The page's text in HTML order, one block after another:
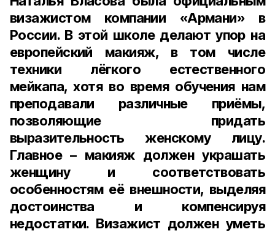
визажистом компании «Армани» в
России. В этой школе делают упор на
европейский макияж, в том числе
техники лёгкого естественного
мейкапа, хотя во время обучения нам
преподавали различные приёмы,
позволяющие придать
выразительность женскому лицу.
Главное – макияж должен украшать
женщину и соответствовать
особенностям её внешности, выделяя
достоинства и компенсируя
недостатки. Визажист должен уметь